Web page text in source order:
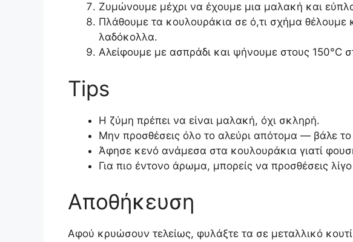
Ζυμώνουμε μέχρι να έχουμε μια μαλακή και
Πλάθουμε τα κουλουράκια σε ό,τι σχήμα θέλουμε
λαδόκολλα.
Αλείφουμε με ασπράδι και ψήνουμε στους 150°C
Tips
Η ζύμη πρέπει να είναι μαλακή, όχι σκληρή.
Μην προσθέσεις όλο το αλεύρι απότομα — βάλε το
Άφησε κενό ανάμεσα στα κουλουράκια γιατί
Για πιο έντονο άρωμα, μπορείς να προσθέσεις
Αποθήκευση
Αφού κρυώσουν τελείως, φυλάξτε τα σε μεταλλικό κουτί